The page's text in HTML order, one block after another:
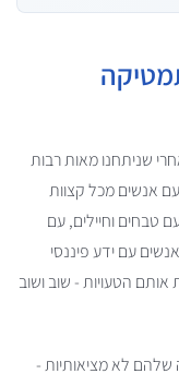
שניתחנו מאות רבות
אנשים מכל קצוות
טבחים וחיילים, עם
עם ידע פיננסי
אותם הטעויות - שוב ושוב
שלהם לא מציאותיות -